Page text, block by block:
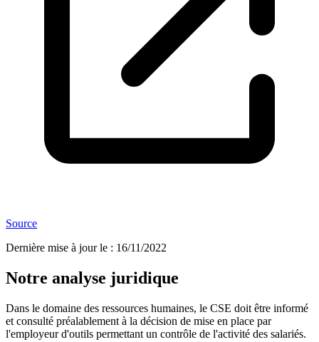
Source
Dernière mise à jour le : 16/11/2022
Notre analyse juridique
Dans le domaine des ressources humaines, le CSE doit être informé
et consulté préalablement à la décision de mise en place par
l'employeur d'outils permettant un contrôle de l'activité des salariés.